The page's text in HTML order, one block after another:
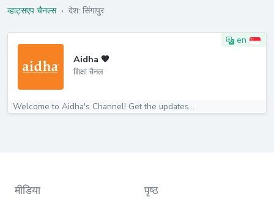
व्हाट्सएप चैनल्स › देश: सिंगापुर
en
Aidha 🧡
शिक्षा चैनल
Welcome to Aidha's Channel! Get the updates...
मीडिया पृष्ठ